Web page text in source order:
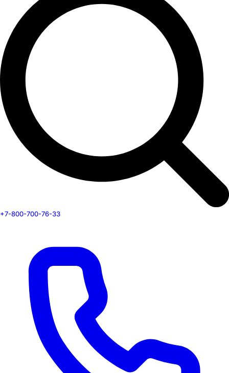
+7-800-700-76-33